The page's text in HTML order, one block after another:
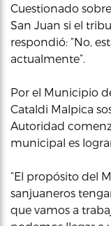
Cuestionado
San Juan si el
respondió: “No,
actualmente”.
Por el Municipio
Cataldi Malpica
Autoridad
municipal es
“El propósito del
sanjuaneros
que vamos a